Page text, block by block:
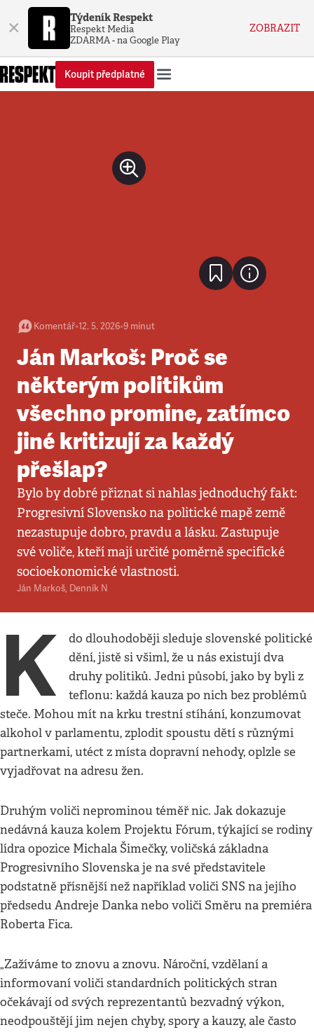
× Týdeník Respekt
Respekt Media
ZDARMA - na Google Play
ZOBRAZIT
Koupit předplatné
Komentář•12. 5. 2026•9 minut
Ján Markoš: Proč se
některým politikům
všechno promine, zatímco
jiné kritizují za každý
přešlap?
Bylo by dobré přiznat si nahlas jednoduchý fakt:
Progresivní Slovensko na politické mapě země
nezastupuje dobro, pravdu a lásku. Zastupuje
své voliče, kteří mají určité poměrně specifické
socioekonomické vlastnosti.
Ján Markoš, Denník N
K
do dlouhodoběji sleduje slovenské politické
dění, jistě si všiml, že u nás existují dva
druhy politiků. Jedni působí, jako by byli z
teflonu: každá kauza po nich bez problémů
steče. Mohou mít na krku trestní stíhání, konzumovat
alkohol v parlamentu, zplodit spoustu dětí s různými
partnerkami, utéct z místa dopravní nehody, oplzle se
vyjadřovat na adresu žen.
Druhým voliči neprominou téměř nic. Jak dokazuje
nedávná kauza kolem Projektu Fórum, týkající se rodiny
lídra opozice Michala Šimečky, voličská základna
Progresivního Slovenska je na své představitele
podstatně přísnější než například voliči SNS na jejího
předsedu Andreje Danka nebo voliči Směru na premiéra
Roberta Fica.
„Zažíváme to znovu a znovu. Nároční, vzdělaní a
informovaní voliči standardních politických stran
očekávají od svých reprezentantů bezvadný výkon,
neodpouštějí jim nejen chyby, spory a kauzy, ale často